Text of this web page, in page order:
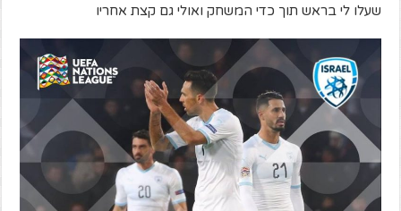
שעלו לי בראש תוך כדי המשחק ואולי גם קצת אחריו